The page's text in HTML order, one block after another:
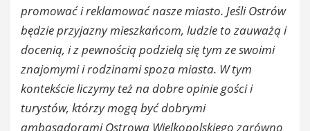
promować i reklamować nasze miasto. Jeśli Ostrów
będzie przyjazny mieszkańcom, ludzie to zauważą i
docenią, i z pewnością podzielą się tym ze swoimi
znajomymi i rodzinami spoza miasta. W tym
kontekście liczymy też na dobre opinie gości i
turystów, którzy mogą być dobrymi
ambasadorami Ostrowa Wielkopolskiego zarówno